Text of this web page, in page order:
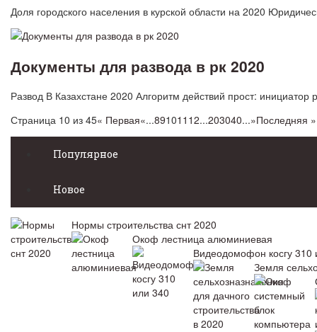
Доля городского населения в курской области на 2020
Документы для развода в рк 2020
Развод В Казахстане 2020 Алгоритм действий прост:
Страница 10 из 45« Первая«...891011 12...203040...»Последняя »
Популярное
Новое
Нормы строительства снт 2020
Окоф лестница алюминиевая
Видеодомофон косгу 310
Земля